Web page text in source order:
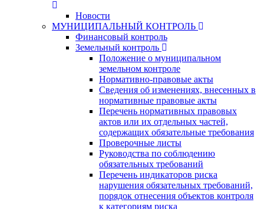
Новости
МУНИЦИПАЛЬНЫЙ КОНТРОЛЬ
Финансовый контроль
Земельный контроль
Положение о муниципальном
земельном контроле
Нормативно-правовые акты
Сведения об изменениях, внесенных в
нормативные правовые акты
Перечень нормативных правовых
актов или их отдельных частей,
содержащих обязательные требования
Проверочные листы
Руководства по соблюдению
обязательных требований
Перечень индикаторов риска
нарушения обязательных требований,
порядок отнесения объектов контроля
к категориям риска